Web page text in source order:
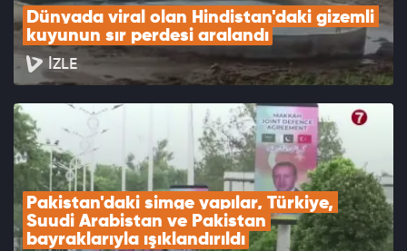
Dünyada viral olan Hindistan'daki gizemli
kuyunun sır perdesi aralandı
İZLE
Pakistan'daki simge yapılar, Türkiye,
Suudi Arabistan ve Pakistan
bayraklarıyla ışıklandırıldı